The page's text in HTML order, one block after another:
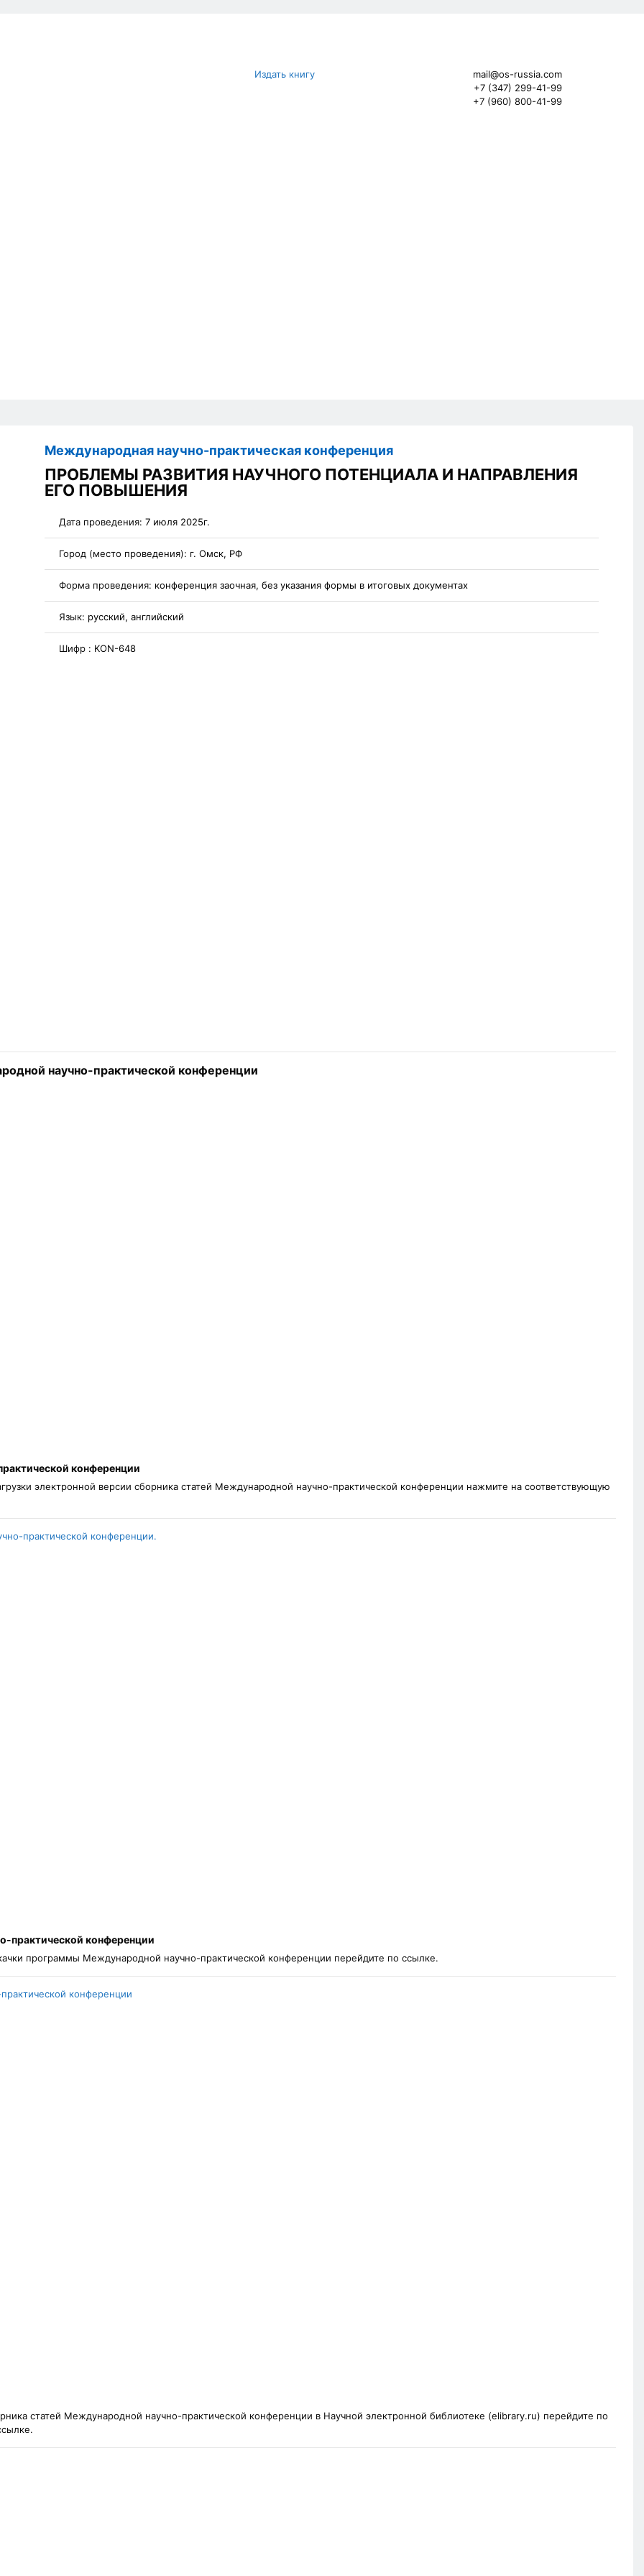
Издать книгу
mail@os-russia.com
+7 (347) 299-41-99
+7 (960) 800-41-99
Международная научно-практическая конференция
ПРОБЛЕМЫ РАЗВИТИЯ НАУЧНОГО ПОТЕНЦИАЛА И НАПРАВЛЕНИЯ
ЕГО ПОВЫШЕНИЯ
Дата проведения: 7 июля 2025г.
Город (место проведения): г. Омск, РФ
Форма проведения: конференция заочная, без указания формы в итоговых документах
Язык: русский, английский
Шифр : KON-648
научно-практической конференции
конференции
электронной версии сборника статей Международной научно-практической конференции нажмите на соответствующую
практической конференции.
практической конференции
программы Международной научно-практической конференции перейдите по ссылке.
конференции
статей Международной научно-практической конференции в Научной электронной библиотеке (elibrary.ru) перейдите по